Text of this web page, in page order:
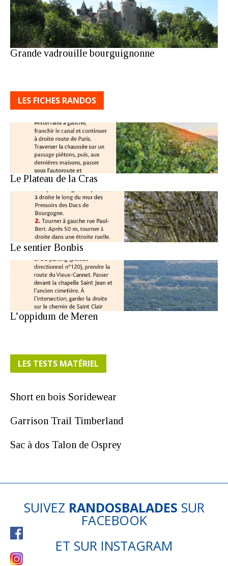
Grande vadrouille bourguignonne
LES FICHES RANDOS
Le Plateau de la Cras
Le sentier Bonbis
L’oppidum de Meren
LES TESTS MATÉRIEL
Short en bois Soridewear
Garrison Trail Timberland
Sac à dos Talon de Osprey
SUIVEZ RANDOSBALADES SUR
FACEBOOK
ET SUR INSTAGRAM